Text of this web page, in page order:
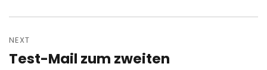
NEXT
Next
Test-Mail zum zweiten